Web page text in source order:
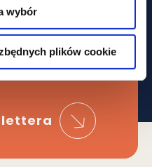
wybór
plików cookie
zmiany